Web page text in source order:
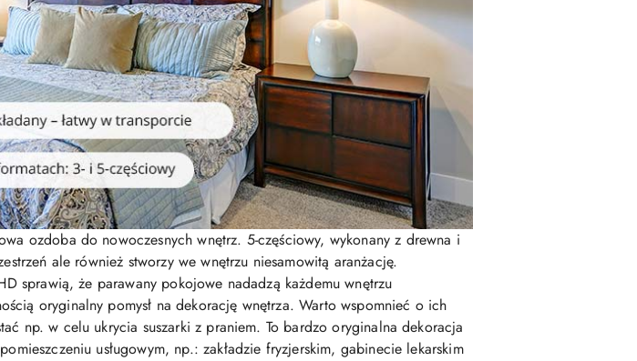
ozdoba do nowoczesnych wnętrz. 5-częściowy, wykonany z drewna i
ale również stworzy we wnętrzu niesamowitą aranżację.
sprawią, że parawany pokojowe nadadzą każdemu wnętrzu
oryginalny pomysł na dekorację wnętrza. Warto wspomnieć o ich
np. w celu ukrycia suszarki z praniem. To bardzo oryginalna dekoracja
usługowym, np.: zakładzie fryzjerskim, gabinecie lekarskim